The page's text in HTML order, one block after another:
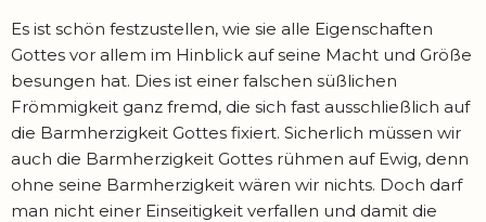
Es ist schön festzustellen, wie sie alle Eigenschaften
Gottes vor allem im Hinblick auf seine Macht und Größe
besungen hat. Dies ist einer falschen süßlichen
Frömmigkeit ganz fremd, die sich fast ausschließlich auf
die Barmherzigkeit Gottes fixiert. Sicherlich müssen wir
auch die Barmherzigkeit Gottes rühmen auf Ewig, denn
ohne seine Barmherzigkeit wären wir nichts. Doch darf
man nicht einer Einseitigkeit verfallen und damit die